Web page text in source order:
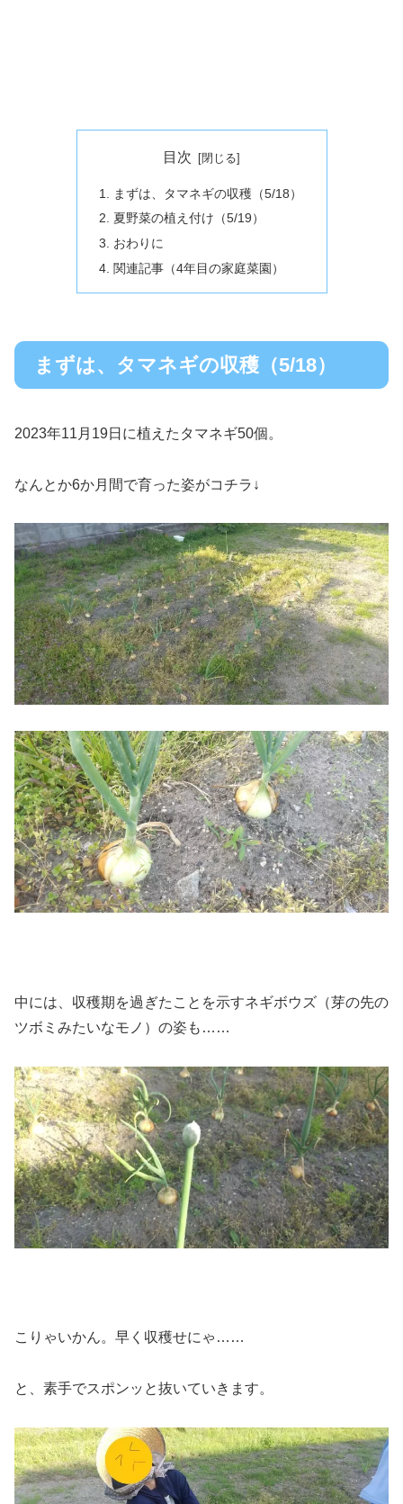
目次
まずは、タマネギの収穫（5/18）
夏野菜の植え付け（5/19）
おわりに
関連記事（4年目の家庭菜園）
まずは、タマネギの収穫（5/18）
2023年11月19日に植えたタマネギ50個。
なんとか6か月間で育った姿がコチラ↓
中には、収穫期を過ぎたことを示すネギボウズ（芽の先の
ツボミみたいなモノ）の姿も……
こりゃいかん。早く収穫せにゃ……
と、素手でスポンッと抜いていきます。